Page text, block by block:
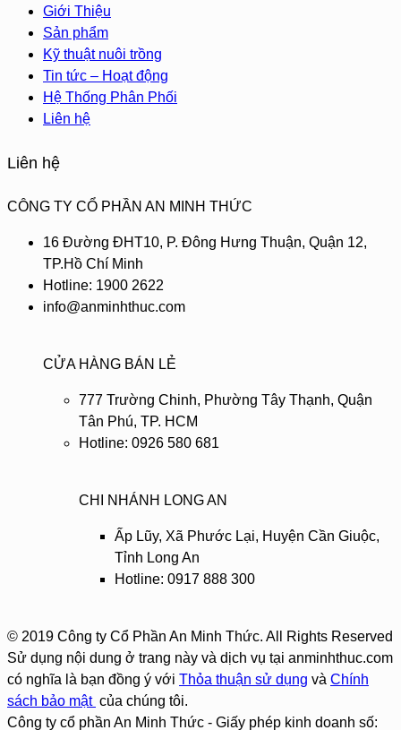
Giới Thiệu
Sản phẩm
Kỹ thuật nuôi trồng
Tin tức – Hoạt động
Hệ Thống Phân Phối
Liên hệ
Liên hệ
CÔNG TY CỔ PHẦN AN MINH THỨC
16 Đường ĐHT10, P. Đông Hưng Thuận, Quận 12,
TP.Hồ Chí Minh
Hotline: 1900 2622
info@anminhthuc.com
CỬA HÀNG BÁN LẺ
777 Trường Chinh, Phường Tây Thạnh, Quận
Tân Phú, TP. HCM
Hotline: 0926 580 681
CHI NHÁNH LONG AN
Ấp Lũy, Xã Phước Lại, Huyện Cần Giuộc,
Tỉnh Long An
Hotline: 0917 888 300
© 2019 Công ty Cổ Phần An Minh Thức. All Rights Reserved
Sử dụng nội dung ở trang này và dịch vụ tại anminhthuc.com
có nghĩa là bạn đồng ý với Thỏa thuận sử dụng và Chính
sách bảo mật của chúng tôi.
Công ty cổ phần An Minh Thức - Giấy phép kinh doanh số: